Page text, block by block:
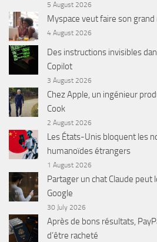
5 August 2026
Myspace veut faire son
4 August 2026
Des instructions invisibles
Copilot
3 August 2026
Chez Apple, un ingénieur
Cook
2 August 2026
Les États-Unis bloquent les
humanoïdes étrangers
1 August 2026
Partager un chat Claude peut
Google
30 July 2026
Après de bons résultats,
d’être racheté